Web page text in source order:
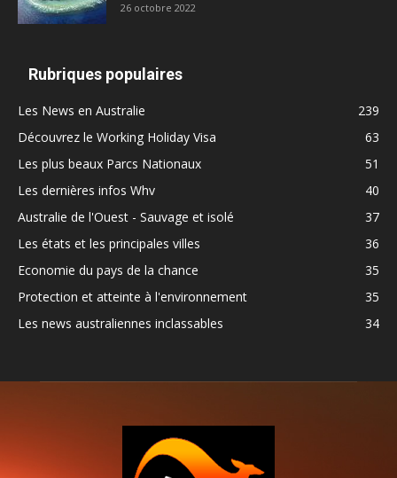
26 octobre 2022
Rubriques populaires
Les News en Australie
239
Découvrez le Working Holiday Visa
63
Les plus beaux Parcs Nationaux
51
Les dernières infos Whv
40
Australie de l'Ouest - Sauvage et isolé
37
Les états et les principales villes
36
Economie du pays de la chance
35
Protection et atteinte à l'environnement
35
Les news australiennes inclassables
34